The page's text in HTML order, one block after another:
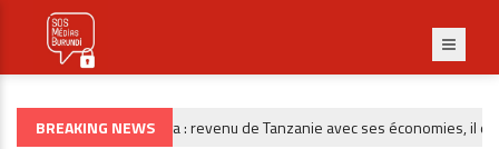
BREAKING NEWS
CRIMINALITÉ Burunga : revenu de Tanzanie avec ses économies, il